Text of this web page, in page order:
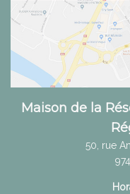
Maison de la
50, rue